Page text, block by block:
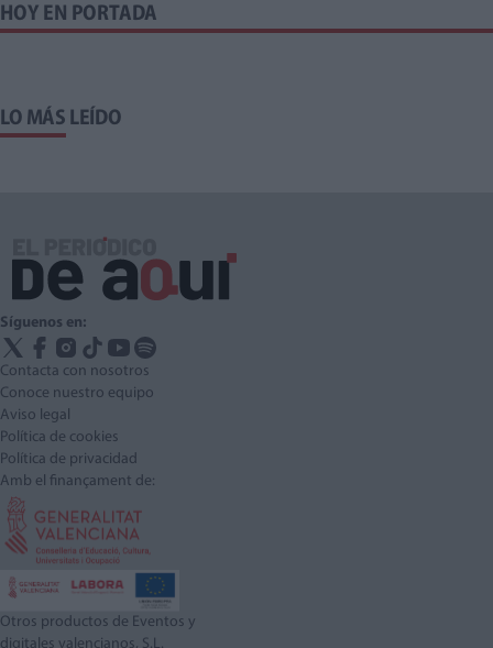
HOY EN PORTADA
LO MÁS LEÍDO
Síguenos en:
Contacta con nosotros
Conoce nuestro equipo
Aviso legal
Política de cookies
Política de privacidad
Amb el finançament de:
Otros productos de Eventos y
digitales valencianos, S.L.